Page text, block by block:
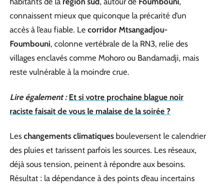
connaissent mieux que quiconque la précarité d’un
accès à l’eau fiable. Le corridor Mtsangadjou-
Foumbouni, colonne vertébrale de la RN3, relie des
villages enclavés comme Mohoro ou Bandamadji, mais
reste vulnérable à la moindre crue.
Lire également : Et si votre prochaine blague noir
raciste faisait de vous le malaise de la soirée ?
Les changements climatiques bouleversent le calendrier
des pluies et tarissent parfois les sources. Les réseaux,
déjà sous tension, peinent à répondre aux besoins.
Résultat : la dépendance à des points d’eau incertains